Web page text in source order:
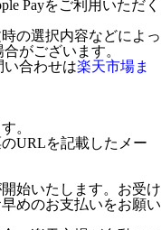
Payをご利用いただく
の選択内容などによっ
がございます。
い合わせは楽天市場ま
。
URLを記載したメー
始いたします。お受け
めのお支払いをお願い